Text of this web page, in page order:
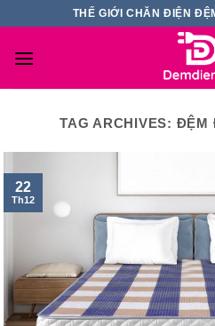
content
THẾ GIỚI CHĂN ĐIỆN
TAG ARCHIVES: ĐỆM
22
Th12